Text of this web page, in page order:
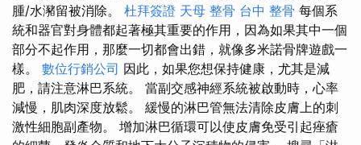
腫/水瀦留被消除。 杜拜簽證 天母 整骨 台中 整骨 每個系
統和器官對身體都起著極其重要的作用，因為如果其中一個
部分不起作用，那麼一切都會出錯，就像多米諾骨牌遊戲一
樣。 數位行銷公司 因此，如果您想保持健康，尤其是減
肥，請注意淋巴系統。 當副交感神經系統被啟動時，心率
減慢，肌肉深度放鬆。 緩慢的淋巴管無法清除皮膚上的刺
激性細胞副產物。 增加淋巴循環可以使皮膚免受引起痤瘡